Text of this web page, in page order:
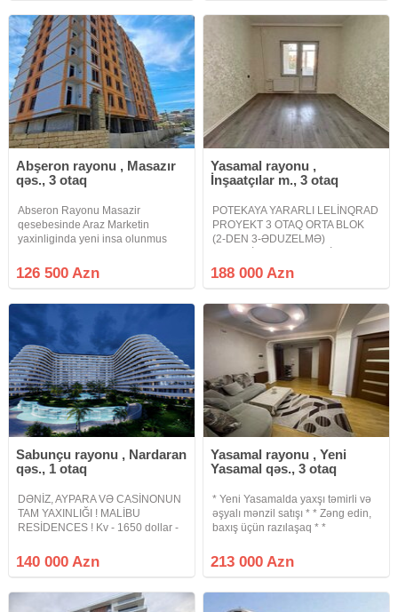
otağa peredelka mənzil hamam
Abşeron rayonu , Masazır
qəs., 3 otaq
Abseron Rayonu Masazir
qesebesinde Araz Marketin
yaxinliginda yeni insa olunmus
kv olan menzil satilir kv 1100 azn
126 500 Azn
Yasamal rayonu ,
İnşaatçılar m., 3 otaq
POTEKAYA YARARLI LELİNQRAD
PROYEKT 3 OTAQ ORTA BLOK
(2-DEN 3-ƏDUZELMƏ)
SATILIR. Yeni Yasamal rayonu
İnşaatçılat metrosuna 10 dəqiqəlik
Ləziz House yaxınlığında
Lelinqrad
188 000 Azn
Sabunçu rayonu , Nardaran
qəs., 1 otaq
DƏNİZ, AYPARA VƏ CASİNONUN
TAM YAXINLIĞI ! MALİBU
RESİDENCES ! Kv - 1650 dollar -
Residences - 1 otaq - 49.9 kv/m -
13/14 mərtəbə - kompleks daxili
140 000 Azn
Yasamal rayonu , Yeni
Yasamal qəs., 3 otaq
* Yeni Yasamalda yaxşı təmirli və
əşyalı mənzil satışı * * Zəng edin,
baxış üçün razılaşaq * *
və şəffaf şəkildə aparılır * *
Binanın tipi : yeni tikili * Otaq Sayı :
213 000 Azn